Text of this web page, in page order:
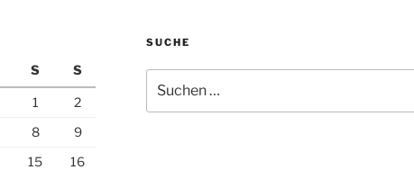
S S
1
2
8
9
15
16
SUCHE
nach: